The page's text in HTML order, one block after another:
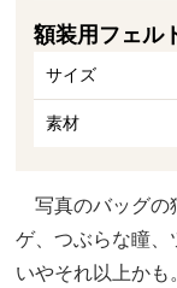
額装用フェル
サイズ
素材
写真のバッグの
ゲ、つぶらな瞳、
いやそれ以上か